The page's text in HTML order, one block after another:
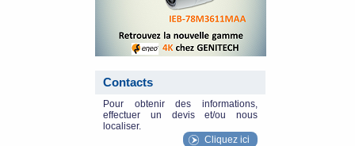
Contacts
Pour obtenir des informations,
effectuer un devis et/ou nous
localiser.
Cliquez ici